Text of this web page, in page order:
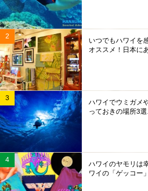
いつでもハワイを
オススメ！日本に
ハワイでウミガメ
っておきの場所3選
ハワイのヤモリは
ワイの「ゲッコー